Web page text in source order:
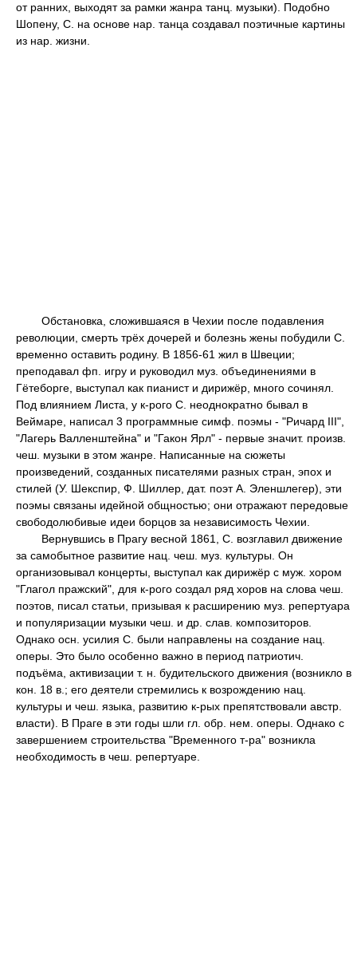
от ранних, выходят за рамки жанра танц. музыки). Подобно
Шопену, С. на основе нар. танца создавал поэтичные картины
из нар. жизни.
Обстановка, сложившаяся в Чехии после подавления
революции, смерть трёх дочерей и болезнь жены побудили С.
временно оставить родину. В 1856-61 жил в Швеции;
преподавал фп. игру и руководил муз. объединениями в
Гётеборге, выступал как пианист и дирижёр, много сочинял.
Под влиянием Листа, у к-рого С. неоднократно бывал в
Веймаре, написал 3 программные симф. поэмы - "Ричард III",
"Лагерь Валленштейна" и "Гакон Ярл" - первые значит. произв.
чеш. музыки в этом жанре. Написанные на сюжеты
произведений, созданных писателями разных стран, эпох и
стилей (У. Шекспир, Ф. Шиллер, дат. поэт А. Эленшлегер), эти
поэмы связаны идейной общностью; они отражают передовые
свободолюбивые идеи борцов за независимость Чехии.
Вернувшись в Прагу весной 1861, С. возглавил движение
за самобытное развитие нац. чеш. муз. культуры. Он
организовывал концерты, выступал как дирижёр с муж. хором
"Глагол пражский", для к-рого создал ряд хоров на слова чеш.
поэтов, писал статьи, призывая к расширению муз. репертуара
и популяризации музыки чеш. и др. слав. композиторов.
Однако осн. усилия С. были направлены на создание нац.
оперы. Это было особенно важно в период патриотич.
подъёма, активизации т. н. будительского движения (возникло в
кон. 18 в.; его деятели стремились к возрождению нац.
культуры и чеш. языка, развитию к-рых препятствовали австр.
власти). В Праге в эти годы шли гл. обр. нем. оперы. Однако с
завершением строительства "Временного т-ра" возникла
необходимость в чеш. репертуаре.